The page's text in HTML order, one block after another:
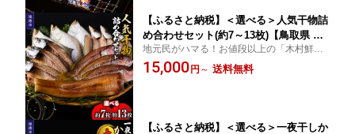
【ふるさと納税】＜選べる＞人気干物詰
め合わせセット(約7～13枚)【鳥取県 境
港市】 | 干物 ひもの 一夜干し 魚干物 詰
め合わせ セット 食べ比べ バラエティ
地元民がハマる！お値段以上の「木村鮮魚
店」のふっくら干物！ ふるさと納税 境港市
特産品
15,000 円 ～ 送料無料
【ふるさと納税】＜選べる＞一夜干しか